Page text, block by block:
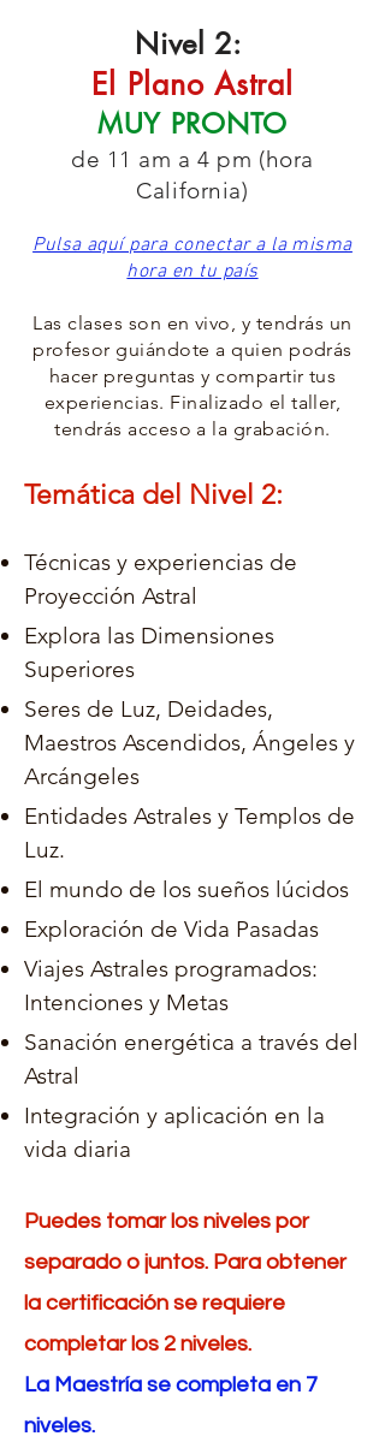
Nivel 2:
El Plano Astral
MUY PRONTO
de 11 am a 4 pm (hora
California)
Pulsa aquí para conectar a la misma
hora en tu país
Las clases son en vivo, y tendrás un
profesor guiándote a quien podrás
hacer preguntas y compartir tus
experiencias. Finalizado el taller,
tendrás acceso a la grabación.
Temática del Nivel 2:
Técnicas y experiencias de
Proyección Astral
Explora las Dimensiones
Superiores
Seres de Luz, Deidades,
Maestros Ascendidos, Ángeles y
Arcángeles
Entidades Astrales y Templos de
Luz.
El mundo de los sueños lúcidos
Exploración de Vida Pasadas
Viajes Astrales programados:
Intenciones y Metas
Sanación energética a través del
Astral
Integración y aplicación en la
vida diaria
Puedes tomar los niveles por
separado o juntos. Para obtener
la certificación se requiere
completar los 2 niveles.
La Maestría se completa en 7
niveles.